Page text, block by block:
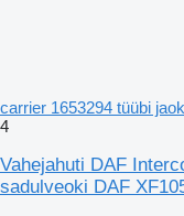
carrier 1653294 tüübi
4
Vahejahuti DAF
sadulveoki DAF